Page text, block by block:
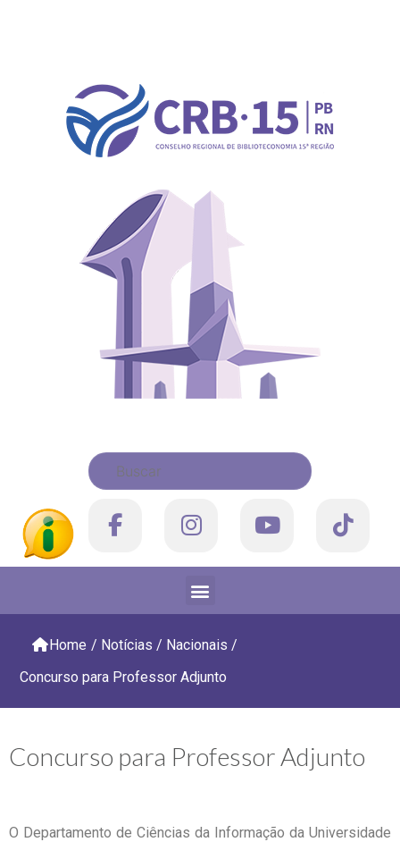
Home / Notícias / Nacionais /
Concurso para Professor Adjunto
Concurso para Professor Adjunto
O Departamento de Ciências da Informação da Universidade